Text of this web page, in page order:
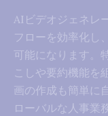
AIビデオジェネレ
フローを効率化し
可能になります。
こしや要約機能を
画の作成も簡単に
ローバルな人事業